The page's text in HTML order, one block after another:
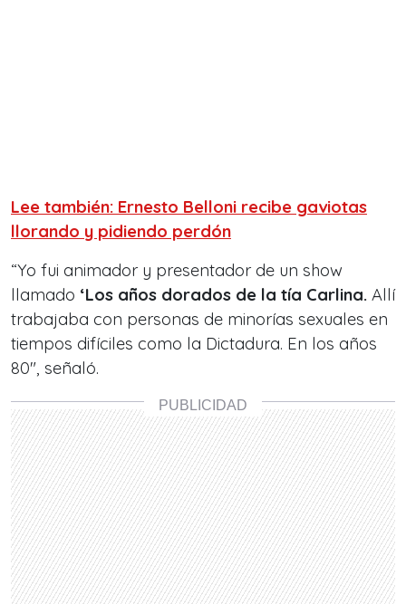
Lee también: Ernesto Belloni recibe gaviotas
llorando y pidiendo perdón
“Yo fui animador y presentador de un show
llamado ‘Los años dorados de la tía Carlina. Allí
trabajaba con personas de minorías sexuales en
tiempos difíciles como la Dictadura. En los años
80″, señaló.